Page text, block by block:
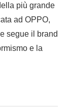
più grande
ad OPPO,
segue il brand
e la